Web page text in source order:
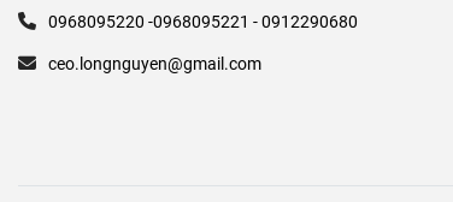
0968095220 -0968095221 - 0912290680
ceo.longnguyen@gmail.com